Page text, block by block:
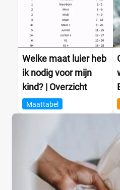
Welke maat luier heb
ik nodig voor mijn
kind? | Overzicht
Maattabel